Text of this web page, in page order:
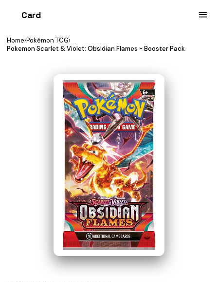
Card
Home›Pokémon TCG›
Pokemon Scarlet & Violet: Obsidian Flames - Booster Pack